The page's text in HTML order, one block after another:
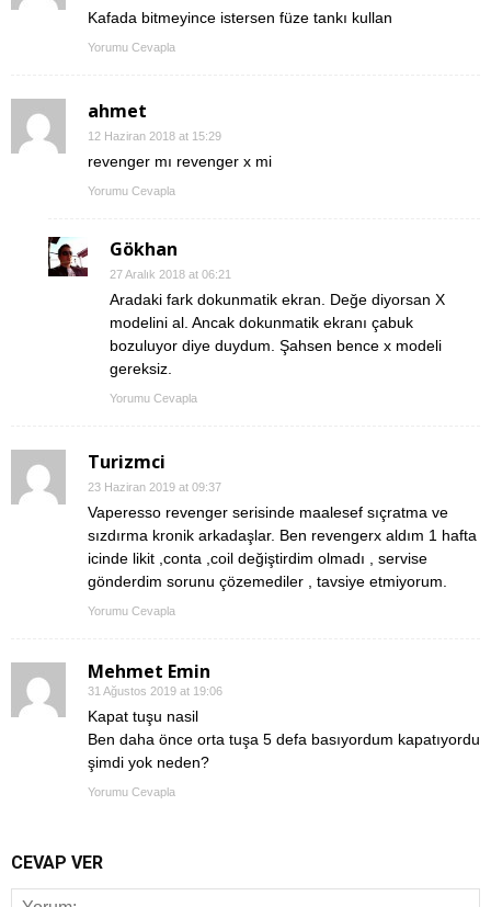
Kafada bitmeyince istersen füze tankı kullan
Yorumu Cevapla
ahmet
12 Haziran 2018 at 15:29
revenger mı revenger x mi
Yorumu Cevapla
Gökhan
27 Aralık 2018 at 06:21
Aradaki fark dokunmatik ekran. Değe diyorsan X
modelini al. Ancak dokunmatik ekranı çabuk
bozuluyor diye duydum. Şahsen bence x modeli
gereksiz.
Yorumu Cevapla
Turizmci
23 Haziran 2019 at 09:37
Vaperesso revenger serisinde maalesef sıçratma ve
sızdırma kronik arkadaşlar. Ben revengerx aldım 1 hafta
icinde likit ,conta ,coil değiştirdim olmadı , servise
gönderdim sorunu çözemediler , tavsiye etmiyorum.
Yorumu Cevapla
Mehmet Emin
31 Ağustos 2019 at 19:06
Kapat tuşu nasil
Ben daha önce orta tuşa 5 defa basıyordum kapatıyordu
şimdi yok neden?
Yorumu Cevapla
CEVAP VER